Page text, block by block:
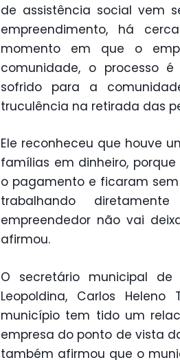
de assistência social vem
empreendimento, há
momento em que o
comunidade, o processo
sofrido para a
truculência na retirada das
Ele reconheceu que houve
famílias em dinheiro,
o pagamento e ficaram
trabalhando
empreendedor não vai
afirmou.
O secretário municipal de
Leopoldina, Carlos
município tem tido um
empresa do ponto de vista
também afirmou que o